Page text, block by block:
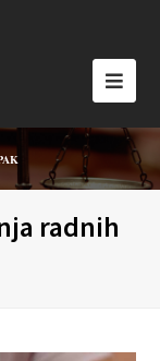
radnih